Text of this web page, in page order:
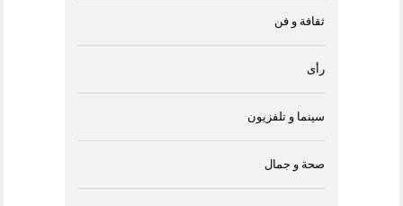
ثقافة و فن
رأى
سينما و تلفزيون
صحة و جمال